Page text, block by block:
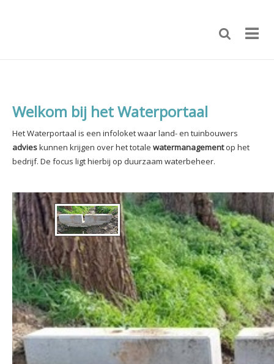
Welkom bij het Waterportaal
Het Waterportaal is een infoloket waar land- en tuinbouwers
advieskunnen krijgen over het totale watermanagementop het
bedrijf. De focus ligt hierbij op duurzaam waterbeheer.